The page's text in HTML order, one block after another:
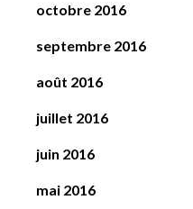
octobre 2016
septembre 2016
août 2016
juillet 2016
juin 2016
mai 2016